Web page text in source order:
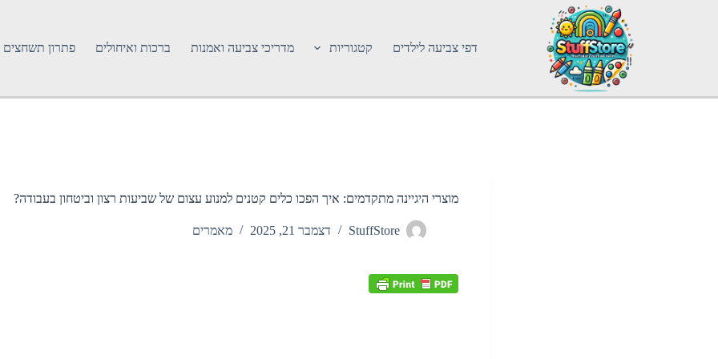
דפי צביעה לילדים קטגוריות מדריכי צביעה ואמנות ברכות ואיחולים פתרון תשחצים
מוצרי היגיינה מתקדמים: איך הפכו כלים קטנים למנוע עצום של שביעות רצון וביטחון בעבודה?
StuffStore דצמבר 21, 2025 מאמרים